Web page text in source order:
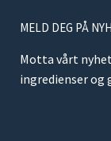
MELD DEG PÅ
Motta vårt
ingredienser og